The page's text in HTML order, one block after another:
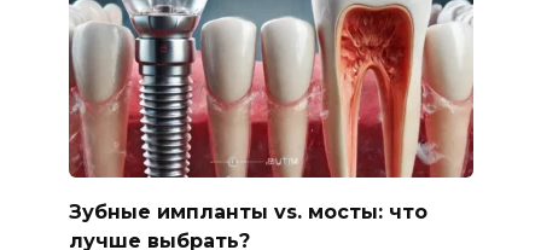
Зубные импланты vs. мосты: что
лучше выбрать?